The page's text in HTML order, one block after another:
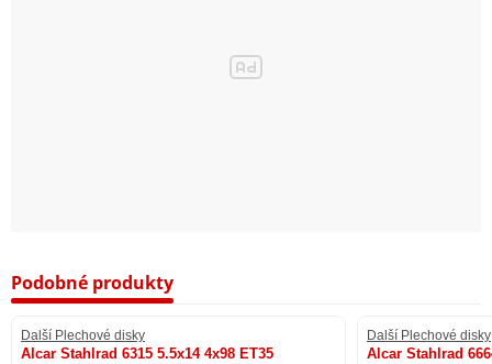
Podobné produkty
Další Plechové disky
Alcar Stahlrad 6315 5.5x14 4x98 ET35
Další Plechové disky
Alcar Stahlrad